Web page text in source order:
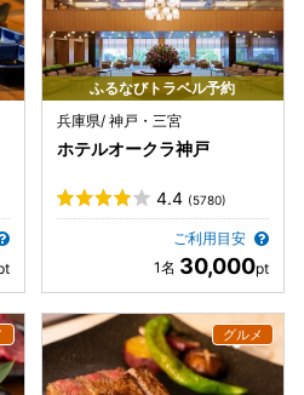
ふるなびトラベル予約
兵庫県/ 神戸・三宮
ホテルオークラ神戸
4.4 (5780)
ご利用目安
30,000